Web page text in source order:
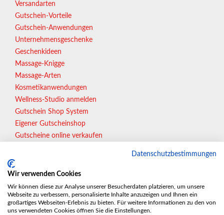
Versandarten
Gutschein-Vorteile
Gutschein-Anwendungen
Unternehmensgeschenke
Geschenkideen
Massage-Knigge
Massage-Arten
Kosmetikanwendungen
Wellness-Studio anmelden
Gutschein Shop System
Eigener Gutscheinshop
Gutscheine online verkaufen
In Vorbereitung:
Essen | Gelsenkirchen | Wuppertal | Bonn | Münster |
Wiesbaden | Karlsruhe | ...
Datenschutzbestimmungen
Wir verwenden Cookies
Wir können diese zur Analyse unserer Besucherdaten platzieren, um unsere
Webseite zu verbessern, personalisierte Inhalte anzuzeigen und Ihnen ein
großartiges Webseiten-Erlebnis zu bieten. Für weitere Informationen zu den von
uns verwendeten Cookies öffnen Sie die Einstellungen.